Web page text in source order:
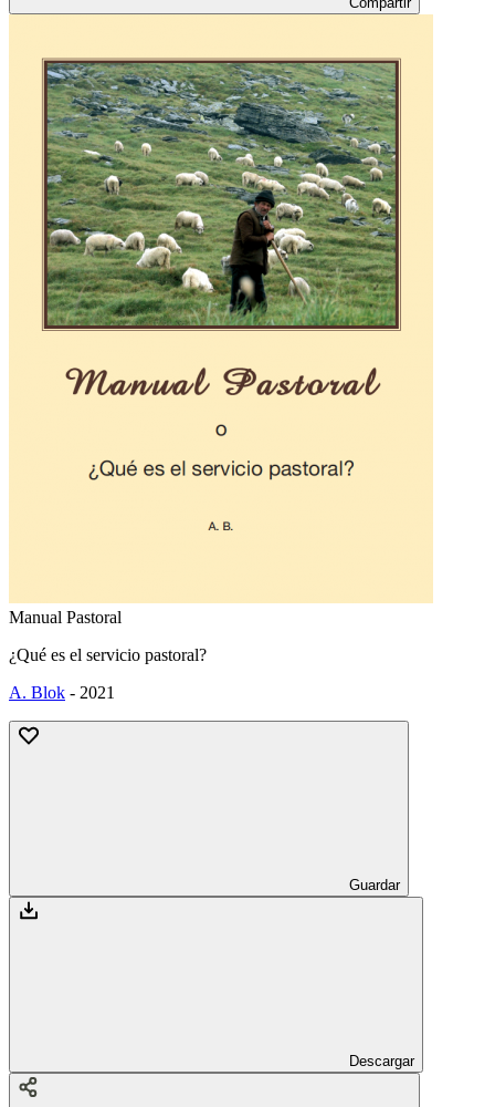
Manual Pastoral
¿Qué es el servicio pastoral?
A. Blok - 2021
Guardar
Descargar